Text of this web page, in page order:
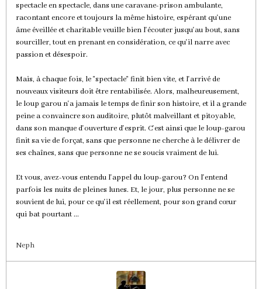
spectacle en spectacle, dans une caravane-prison ambulante,
racontant encore et toujours la même histoire, espérant qu'une
âme éveillée et charitable veuille bien l'écouter jusqu'au bout, sans
sourciller, tout en prenant en considération, ce qu'il narre avec
passion et désespoir.
Mais, à chaque fois, le "spectacle" finit bien vite, et l'arrivé de
nouveaux visiteurs doit être rentabilisée. Alors, malheureusement,
le loup garou n'a jamais le temps de finir son histoire, et il a grande
peine a convaincre son auditoire, plutôt malveillant et pitoyable,
dans son manque d'ouverture d'esprit. C'est ainsi que le loup-garou
finit sa vie de forçat, sans que personne ne cherche à le délivrer de
ses chaînes, sans que personne ne se soucis vraiment de lui.
Et vous, avez-vous entendu l'appel du loup-garou? On l'entend
parfois les nuits de pleines lunes. Et, le jour, plus personne ne se
souvient de lui, pour ce qu'il est réellement, pour son grand cœur
qui bat pourtant ...
Neph